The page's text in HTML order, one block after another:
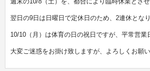
翌日の9日は日曜日で定休日のため、2連休となり
10/10（月）は体育の日の祝日ですが、平常営業
大変ご迷惑をお掛け致しますが、よろしくお願い